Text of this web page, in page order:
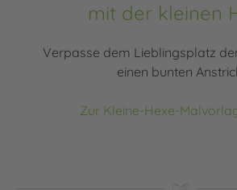
mit der kleinen
Verpasse dem Lieblingsplatz
einen bunten
Zur Kleine-Hexe-